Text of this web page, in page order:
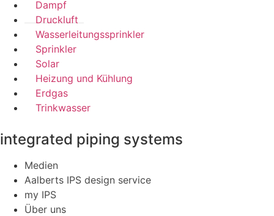
Dampf
Druckluft
Wasserleitungssprinkler
Sprinkler
Solar
Heizung und Kühlung
Erdgas
Trinkwasser
integrated piping systems
Medien
Aalberts IPS design service
my IPS
Über uns